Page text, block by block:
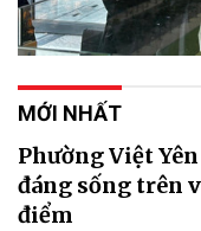
MỚI NHẤT
Phường Việt
đáng sống trên
điểm